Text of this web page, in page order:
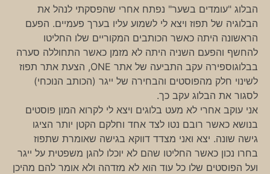
הבלוג "עומדים בשער" נפתח אחרי שהפסקתי לנהל את
הבלוגיה של תפוז ויצא לי לשמוע עליו בערך פעמיים. הפעם
הראשונה היתה כאשר הכותבים המקוריים שלו החליטו
להחשף והפעם השניה היתה לא מזמן כאשר התחוללה סערה
בבלוגוספירה עקב התביעה של אתר ONE, הצעת אתר תפוז
לשינוי חלק מהפוסטים והבחירה של ייגר (הכותב הנוכחי)
לסגור את הבלוג עקב כך.
אני עוקב אחרי לא מעט בלוגים ויצא לי לקרוא המון פוסטים
בנושא כאשר רובם נטו לצד אחד וחלקם הקטן יותר הציגו
גישה שונה. יצא ואני מצדד דווקא בגישה שאומרת שתפוז
בחרו נכון כאשר החליטו שהם לא יוכלו להגן משפטית על ייגר
ועל הפוסטים שלו כל עוד הוא לא מזדהה ולא אומר להם מהיכן